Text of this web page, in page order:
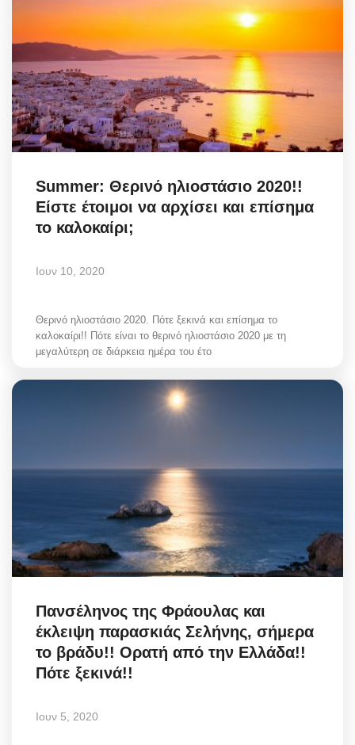
Summer: Θερινό ηλιοστάσιο 2020!!
Είστε έτοιμοι να αρχίσει και επίσημα
το καλοκαίρι;
Ιουν 10, 2020
Θερινό ηλιοστάσιο 2020. Πότε ξεκινά και επίσημα το
καλοκαίρι!! Πότε είναι το θερινό ηλιοστάσιο 2020 με τη
μεγαλύτερη σε διάρκεια ημέρα του έτο
Πανσέληνος της Φράουλας και
έκλειψη παρασκιάς Σελήνης, σήμερα
το βράδυ!! Ορατή από την Ελλάδα!!
Πότε ξεκινά!!
Ιουν 5, 2020